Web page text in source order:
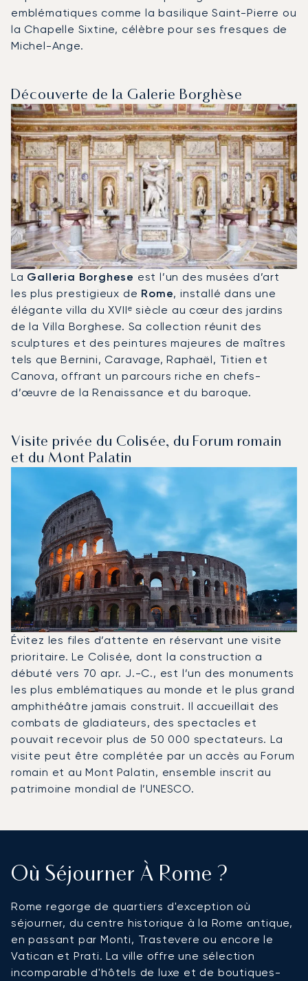
emblématiques comme la basilique Saint-Pierre ou
la Chapelle Sixtine, célèbre pour ses fresques de
Michel-Ange.
Découverte de la Galerie Borghèse
La Galleria Borghese est l’un des musées d’art
les plus prestigieux de Rome, installé dans une
élégante villa du XVIIᵉ siècle au cœur des jardins
de la Villa Borghese. Sa collection réunit des
sculptures et des peintures majeures de maîtres
tels que Bernini, Caravage, Raphaël, Titien et
Canova, offrant un parcours riche en chefs-
d’œuvre de la Renaissance et du baroque.
Visite privée du Colisée, du Forum romain
et du Mont Palatin
Évitez les files d’attente en réservant une visite
prioritaire. Le Colisée, dont la construction a
débuté vers 70 apr. J.-C., est l’un des monuments
les plus emblématiques au monde et le plus grand
amphithéâtre jamais construit. Il accueillait des
combats de gladiateurs, des spectacles et
pouvait recevoir plus de 50 000 spectateurs. La
visite peut être complétée par un accès au Forum
romain et au Mont Palatin, ensemble inscrit au
patrimoine mondial de l’UNESCO.
Où Séjourner À Rome ?
Rome regorge de quartiers d'exception où
séjourner, du centre historique à la Rome antique,
en passant par Monti, Trastevere ou encore le
Vatican et Prati. La ville offre une sélection
incomparable d'hôtels de luxe et de boutiques-